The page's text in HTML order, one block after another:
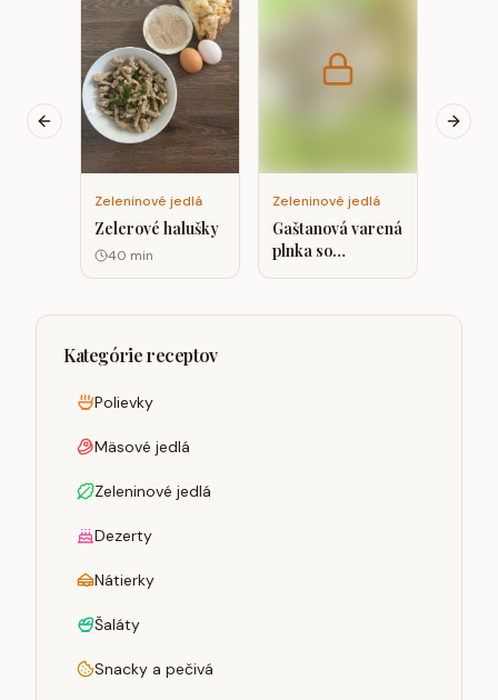
Zeleninové jedlá
Zelerové halušky
40 min
Zeleninové jedlá
Gaštanová varená
plnka so
špenátom a
proteínom.
Previous slide Next
Kategórie receptov
Polievky
Mäsové jedlá
Zeleninové jedlá
Dezerty
Nátierky
Šaláty
Snacky a pečivá